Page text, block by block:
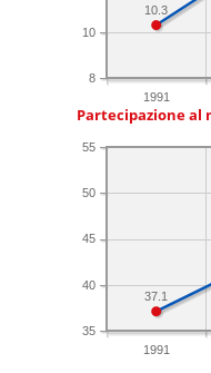
1991
8
10
10.3
Partecipazione al
1991
35
40
45
50
55
37.1